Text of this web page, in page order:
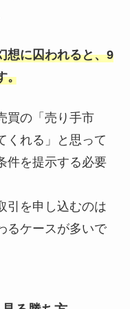
想に囚われると、9
。
買の「売り手市
くれる」と思って
件を提示する必要
引を申し込むのは
るケースが多いで